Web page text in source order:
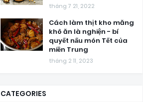
tháng 7 21, 2022
Cách làm thịt kho măng
khô ăn là nghiện - bí
quyết nấu món Tết của
miền Trung
tháng 2 11, 2023
CATEGORIES